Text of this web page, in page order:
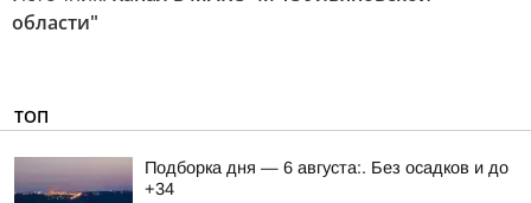
области"
ТОП
Подборка дня — 6 августа:. Без осадков и до
+34